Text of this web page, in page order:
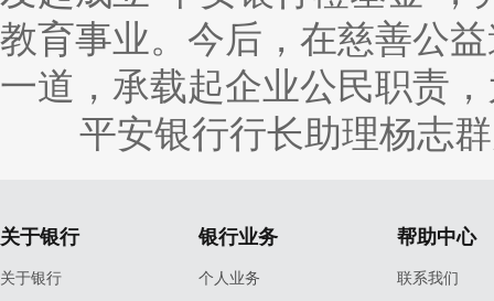
教育事业。今后，在慈善公
一道，承载起企业公民职责
平安银行行长助理杨志群
关于银行
关于银行
银行业务
个人业务
帮助中心
联系我们